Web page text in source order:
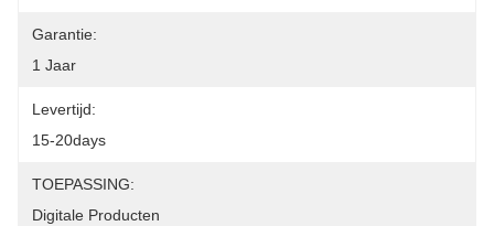
Garantie:
1 Jaar
Levertijd:
15-20days
TOEPASSING:
Digitale Producten